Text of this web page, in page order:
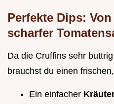
Perfekte Dips:
scharfer
Da die Cruffins sehr
brauchst du einen
Ein einfacher